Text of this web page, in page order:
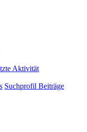
Aktivität
Suchprofil Beiträge